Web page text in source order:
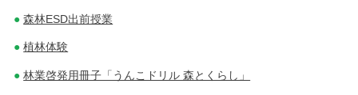
ゲ
ー
シ
森林ESD出前授業
植林体験
林業啓発用冊子「うんこドリル 森とくらし」